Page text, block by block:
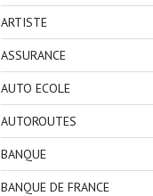
ARTISTE
ASSURANCE
AUTO ECOLE
AUTOROUTES
BANQUE
BANQUE DE FRANCE